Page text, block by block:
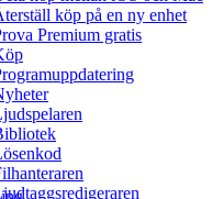
köp på en ny enhet
Premium gratis